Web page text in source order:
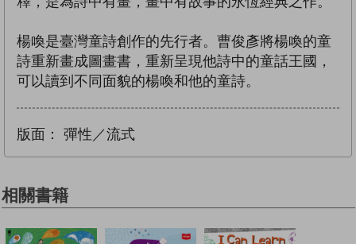
楊喚是臺灣童詩創作的先行者。曹俊彥將楊喚的童
詩重新畫成圖畫書，重新呈現他詩中的童話王國，
可以讀到不同面貌的楊喚和他的童詩。
版面： 彈性／流式
相關書籍